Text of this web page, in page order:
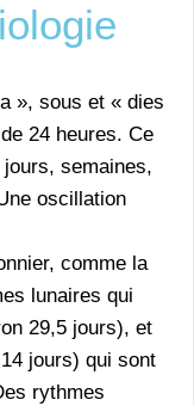
», sous et « dies
24 heures. Ce
semaines,
oscillation
comme la
lunaires qui
29,5 jours), et
jours) qui sont
rythmes